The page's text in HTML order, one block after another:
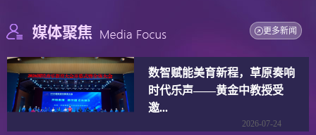
更多新闻
数智赋能美育新程，草原奏响
时代乐声——黄金中教授受
邀...
2026-07-24